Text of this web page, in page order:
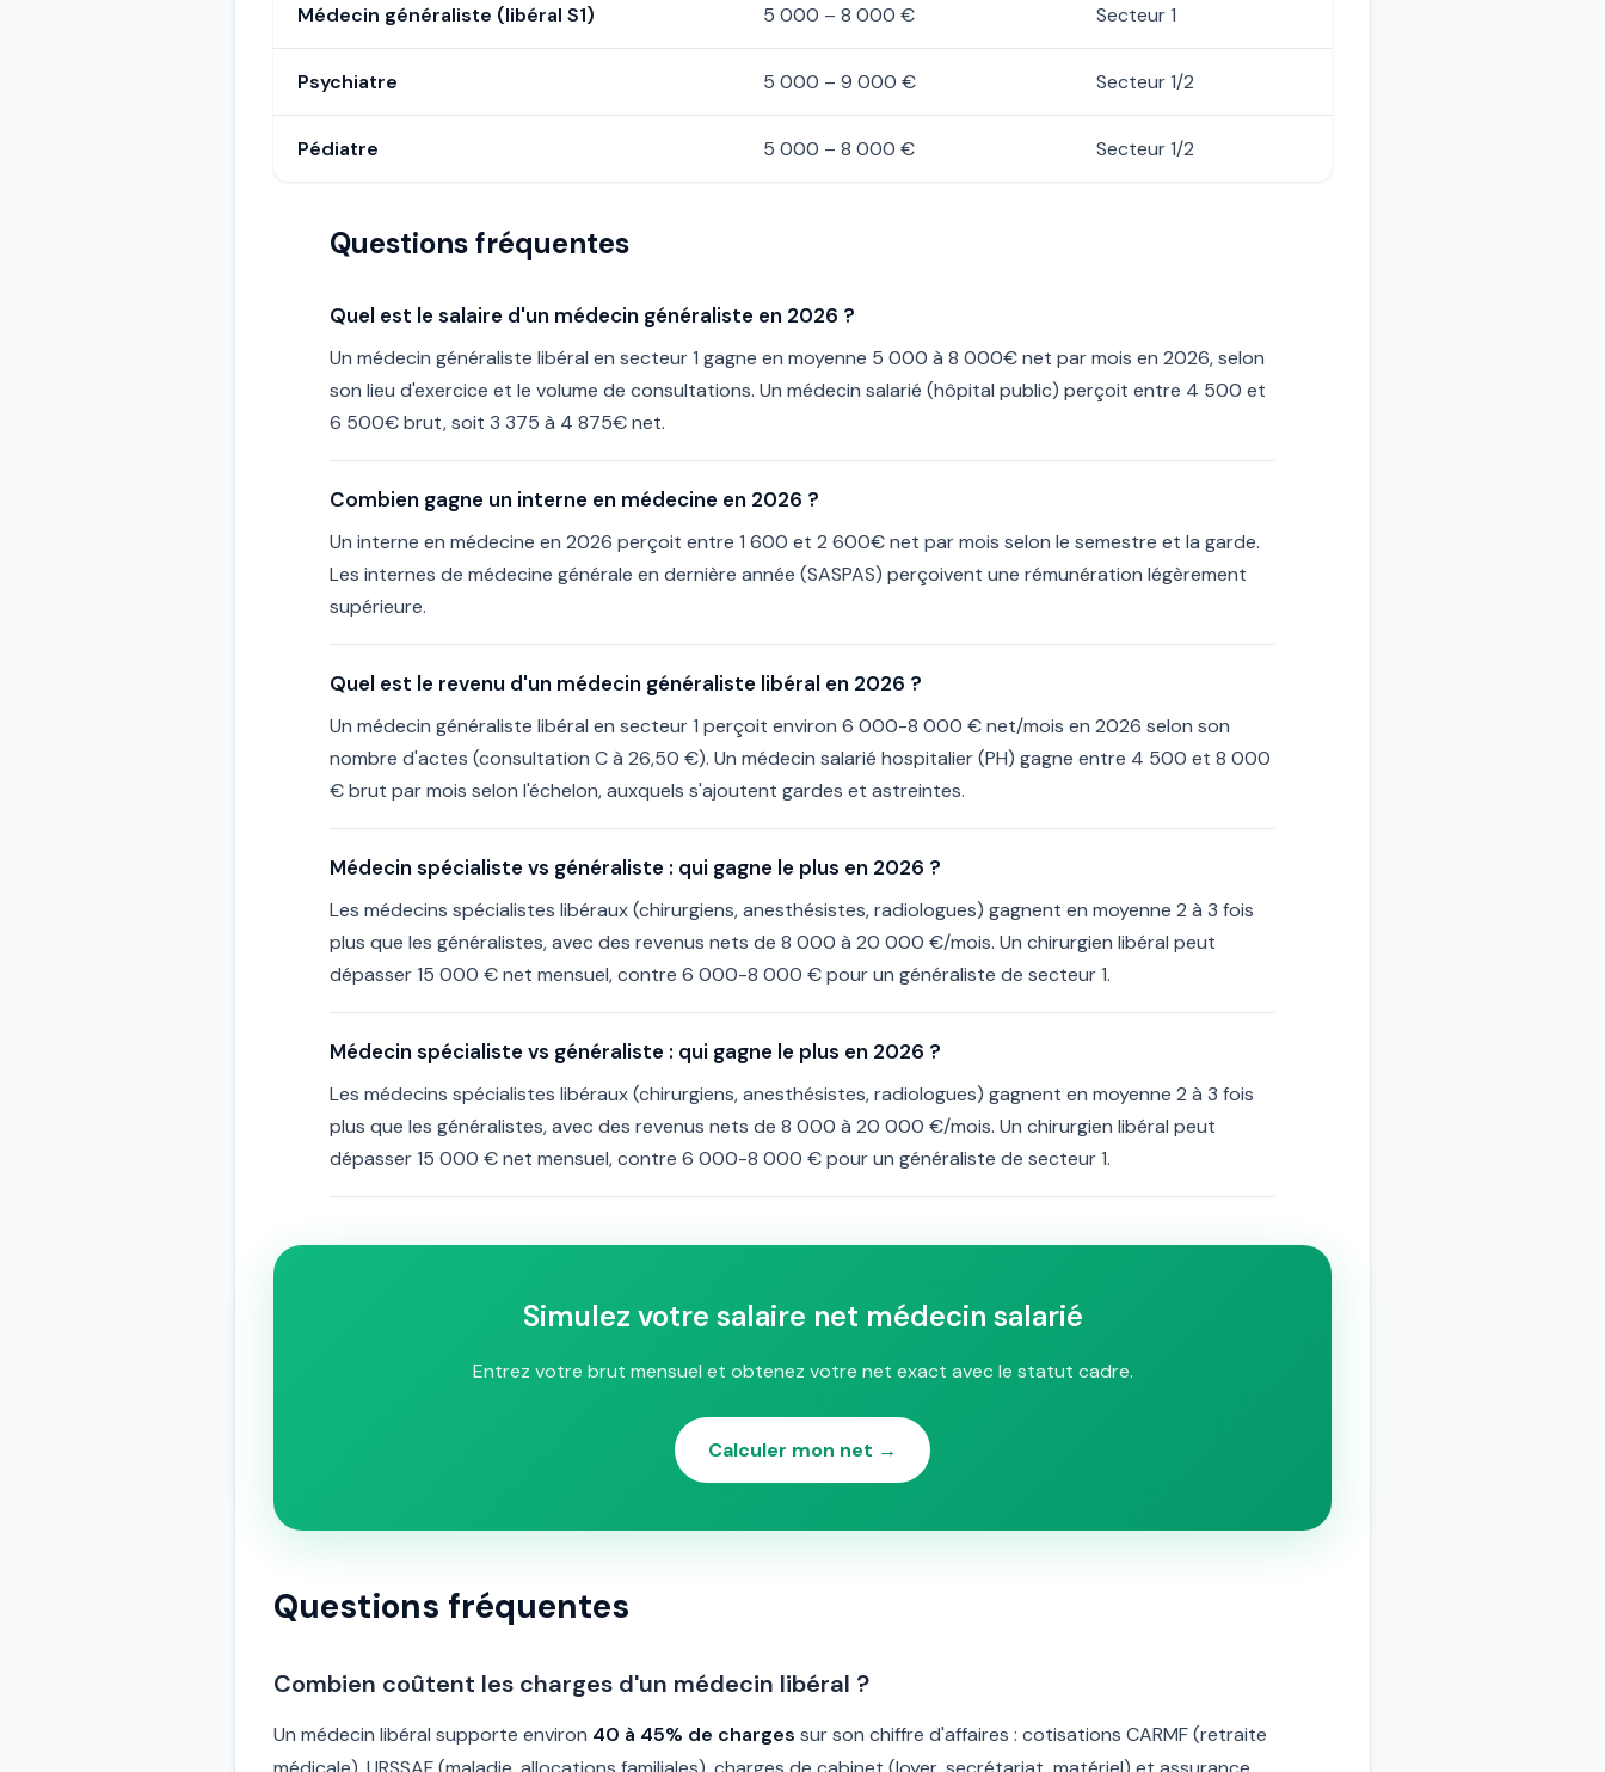
Médecin généraliste (libéral S1) 5 000 – 8 000 € Secteur 1
Psychiatre 5 000 – 9 000 € Secteur 1/2
Pédiatre 5 000 – 8 000 € Secteur 1/2
Questions fréquentes
Quel est le salaire d'un médecin généraliste en 2026 ?
Un médecin généraliste libéral en secteur 1 gagne en moyenne 5 000 à 8 000€ net par mois en 2026, selon
son lieu d'exercice et le volume de consultations. Un médecin salarié (hôpital public) perçoit entre 4 500 et
6 500€ brut, soit 3 375 à 4 875€ net.
Combien gagne un interne en médecine en 2026 ?
Un interne en médecine en 2026 perçoit entre 1 600 et 2 600€ net par mois selon le semestre et la garde.
Les internes de médecine générale en dernière année (SASPAS) perçoivent une rémunération légèrement
supérieure.
Quel est le revenu d'un médecin généraliste libéral en 2026 ?
Un médecin généraliste libéral en secteur 1 perçoit environ 6 000-8 000 € net/mois en 2026 selon son
nombre d'actes (consultation C à 26,50 €). Un médecin salarié hospitalier (PH) gagne entre 4 500 et 8 000
€ brut par mois selon l'échelon, auxquels s'ajoutent gardes et astreintes.
Médecin spécialiste vs généraliste : qui gagne le plus en 2026 ?
Les médecins spécialistes libéraux (chirurgiens, anesthésistes, radiologues) gagnent en moyenne 2 à 3 fois
plus que les généralistes, avec des revenus nets de 8 000 à 20 000 €/mois. Un chirurgien libéral peut
dépasser 15 000 € net mensuel, contre 6 000-8 000 € pour un généraliste de secteur 1.
Médecin spécialiste vs généraliste : qui gagne le plus en 2026 ?
Les médecins spécialistes libéraux (chirurgiens, anesthésistes, radiologues) gagnent en moyenne 2 à 3 fois
plus que les généralistes, avec des revenus nets de 8 000 à 20 000 €/mois. Un chirurgien libéral peut
dépasser 15 000 € net mensuel, contre 6 000-8 000 € pour un généraliste de secteur 1.
Simulez votre salaire net médecin salarié
Entrez votre brut mensuel et obtenez votre net exact avec le statut cadre.
Calculer mon net →
Questions fréquentes
Combien coûtent les charges d'un médecin libéral ?
Un médecin libéral supporte environ 40 à 45% de charges sur son chiffre d'affaires : cotisations CARMF (retraite